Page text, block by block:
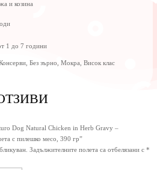
и козина
1 до 7 години
Без зърно, Мокра, Висок клас
Dog Natural Chicken in Herb Gravy –
с пилешко месо, 390 гр”
Задължителните полета са отбелязани с *